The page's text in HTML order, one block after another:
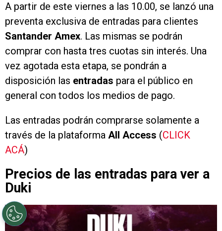
A partir de este viernes a las 10.00, se lanzó una
preventa exclusiva de entradas para clientes
Santander Amex. Las mismas se podrán
comprar con hasta tres cuotas sin interés. Una
vez agotada esta etapa, se pondrán a
disposición las entradas para el público en
general con todos los medios de pago.
Las entradas podrán comprarse solamente a
través de la plataforma All Access (CLICK
ACÁ)
Precios de las entradas para ver a
Duki